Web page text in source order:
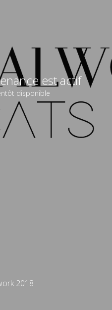
est actif
disponible
2018